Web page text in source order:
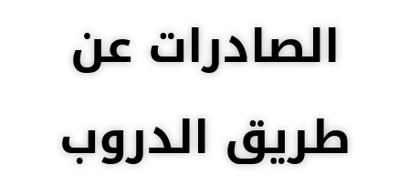
الصادرات عن
طريق الدروب